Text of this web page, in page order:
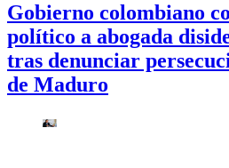
Gobierno colombiano
político a abogada
tras denunciar
de Maduro